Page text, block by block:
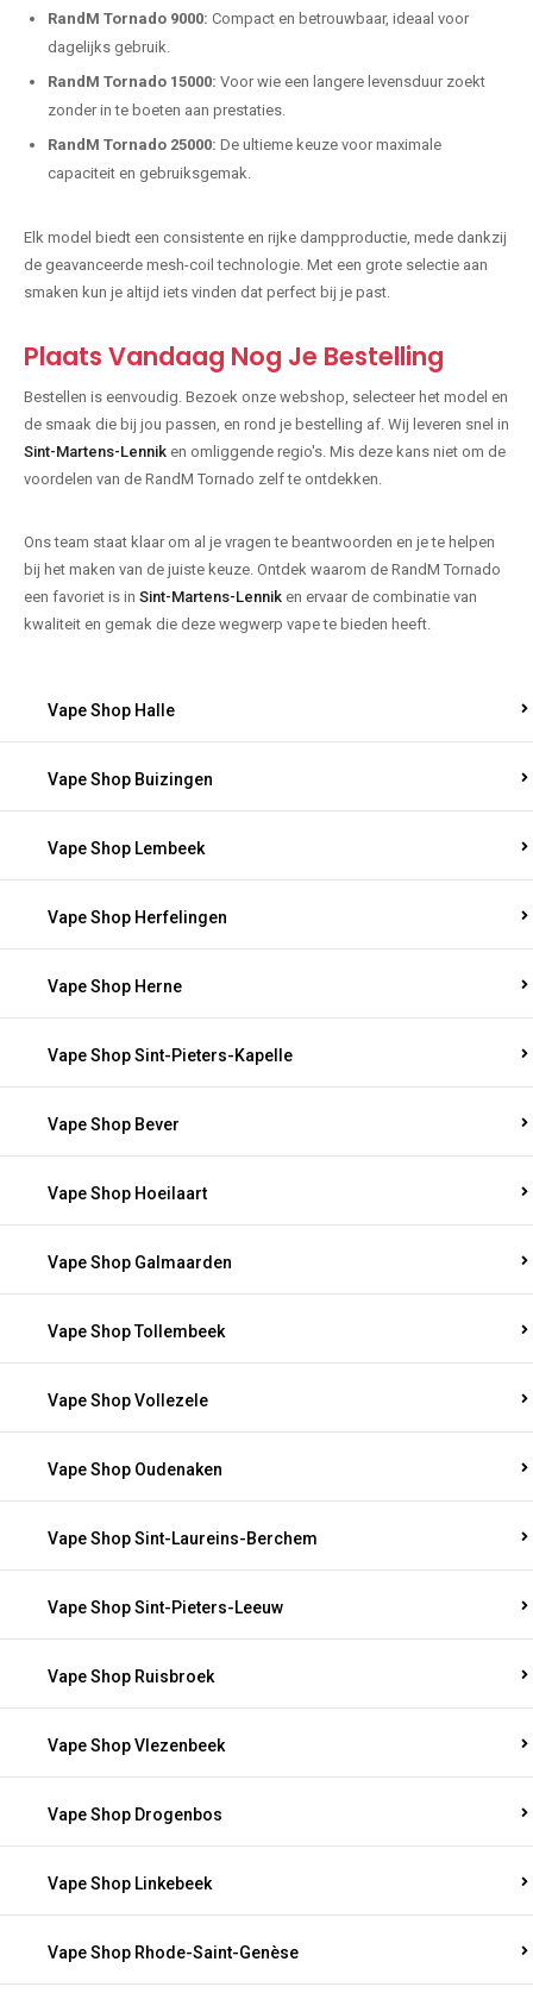
RandM Tornado 9000: Compact en betrouwbaar, ideaal voor
dagelijks gebruik.
RandM Tornado 15000: Voor wie een langere levensduur zoekt
zonder in te boeten aan prestaties.
RandM Tornado 25000: De ultieme keuze voor maximale
capaciteit en gebruiksgemak.
Elk model biedt een consistente en rijke dampproductie, mede dankzij
de geavanceerde mesh-coil technologie. Met een grote selectie aan
smaken kun je altijd iets vinden dat perfect bij je past.
Plaats Vandaag Nog Je Bestelling
Bestellen is eenvoudig. Bezoek onze webshop, selecteer het model en
de smaak die bij jou passen, en rond je bestelling af. Wij leveren snel in
Sint-Martens-Lennik en omliggende regio's. Mis deze kans niet om de
voordelen van de RandM Tornado zelf te ontdekken.
Ons team staat klaar om al je vragen te beantwoorden en je te helpen
bij het maken van de juiste keuze. Ontdek waarom de RandM Tornado
een favoriet is in Sint-Martens-Lennik en ervaar de combinatie van
kwaliteit en gemak die deze wegwerp vape te bieden heeft.
Vape Shop Halle
Vape Shop Buizingen
Vape Shop Lembeek
Vape Shop Herfelingen
Vape Shop Herne
Vape Shop Sint-Pieters-Kapelle
Vape Shop Bever
Vape Shop Hoeilaart
Vape Shop Galmaarden
Vape Shop Tollembeek
Vape Shop Vollezele
Vape Shop Oudenaken
Vape Shop Sint-Laureins-Berchem
Vape Shop Sint-Pieters-Leeuw
Vape Shop Ruisbroek
Vape Shop Vlezenbeek
Vape Shop Drogenbos
Vape Shop Linkebeek
Vape Shop Rhode-Saint-Genèse